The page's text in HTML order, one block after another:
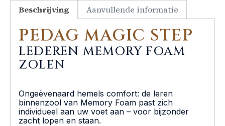
Beschrijving Aanvullende informatie
PEDAG MAGIC STEP
LEDEREN MEMORY FOAM
ZOLEN
Ongeëvenaard hemels comfort: de leren
binnenzool van Memory Foam past zich
individueel aan uw voet aan – voor bijzonder
zacht lopen en staan.